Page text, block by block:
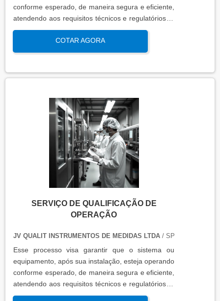
conforme esperado, de maneira segura e eficiente,
atendendo aos requisitos técnicos e regulatórios. A
qualificação de operação é focada em verificar se o
sistema ou equipamento funciona dentro dos
parâmetros esperados em condições reais de
qualidade, produtividade e segurança no ambiente
COTAR AGORA
SERVIÇO DE QUALIFICAÇÃO DE
OPERAÇÃO
JV QUALIT INSTRUMENTOS DE MEDIDAS LTDA/ SP
Esse processo visa garantir que o sistema ou
equipamento, após sua instalação, esteja operando
conforme esperado, de maneira segura e eficiente,
atendendo aos requisitos técnicos e regulatórios. A
qualificação de operação é focada em verificar se o